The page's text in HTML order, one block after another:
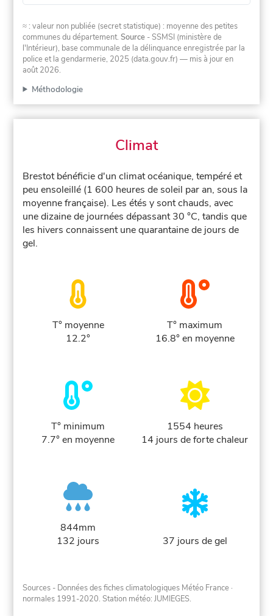
≈ : valeur non publiée (secret statistique) : moyenne des petites
communes du département.Source - SSMSI (ministère de
l'Intérieur), base communale de la délinquance enregistrée par la
police et la gendarmerie, 2025 (data.gouv.fr) — mis à jour en
août 2026.
Méthodologie
Climat
Brestot bénéficie d'un climat océanique, tempéré et
peu ensoleillé (1 600 heures de soleil par an, sous la
moyenne française). Les étés y sont chauds, avec
une dizaine de journées dépassant 30 °C, tandis que
les hivers connaissent une quarantaine de jours de
gel.
T° moyenne
12.2°
T° maximum
16.8° en moyenne
T° minimum
7.7° en moyenne
1554 heures
14 jours de forte chaleur
844mm
132 jours
37 jours de gel
Sources - Données des fiches climatologiques Météo France ·
normales 1991-2020. Station météo: JUMIEGES.